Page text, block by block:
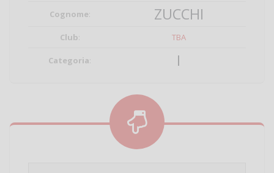
Cognome: ZUCCHI
Club: TBA
Categoria: I